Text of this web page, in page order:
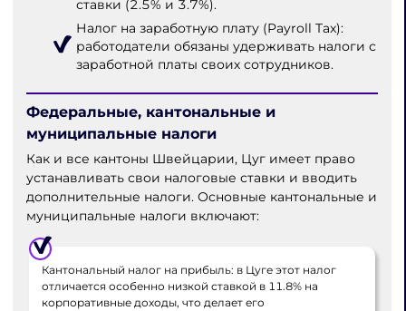
ставки (2.5% и 3.7%).
Налог на заработную плату (Payroll Tax):
работодатели обязаны удерживать налоги с
заработной платы своих сотрудников.
Федеральные, кантональные и
муниципальные налоги
Как и все кантоны Швейцарии, Цуг имеет право
устанавливать свои налоговые ставки и вводить
дополнительные налоги. Основные кантональные и
муниципальные налоги включают:
Кантональный налог на прибыль: в Цуге этот налог
отличается особенно низкой ставкой в 11.8% на
корпоративные доходы, что делает его